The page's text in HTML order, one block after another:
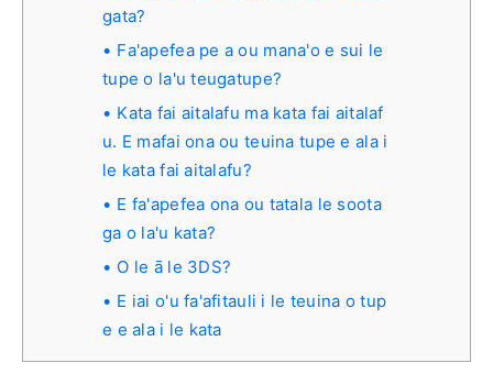
gata?
Fa'apefea pe a ou mana'o e sui le
tupe o la'u teugatupe?
Kata fai aitalafu ma kata fai aitalaf
u. E mafai ona ou teuina tupe e ala i
le kata fai aitalafu?
E fa'apefea ona ou tatala le soota
ga o la'u kata?
O le ā le 3DS?
E iai o'u fa'afitauli i le teuina o tup
e e ala i le kata